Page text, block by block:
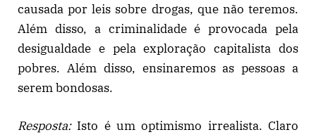
causada por leis sobre drogas, que não teremos.
Além disso, a criminalidade é provocada pela
desigualdade e pela exploração capitalista dos
pobres. Além disso, ensinaremos as pessoas a
serem bondosas.
Resposta:Isto é um optimismo irrealista. Claro